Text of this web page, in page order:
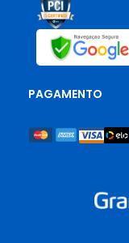
PAGAMENTO